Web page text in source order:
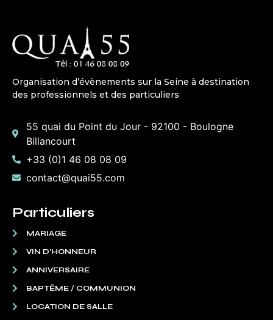
Organisation d’évènements sur la Seine à destination
des professionnels et des particuliers
55 quai du Point du Jour - 92100 - Boulogne
Billancourt
+33 (0)1 46 08 08 09
contact@quai55.com
Particuliers
MARIAGE
VIN D’HONNEUR
ANNIVERSAIRE
BAPTÊME / COMMUNION
LOCATION DE SALLE